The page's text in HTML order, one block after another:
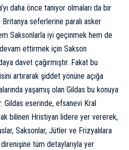
daha önce tanıyor olmaları da bir
Britanya seferlerine paralı asker
Saksonlarla iyi geçinmek hem de
devam ettirmek için Sakson
davet çağırmıştır. Fakat bu
artırarak şiddet yönüne açığa
yaşamış olan Gildas bu konuya
. Gildas eserinde, efsanevi Kral
bilinen Hristiyan lidere yer vererek,
Saksonlar, Jütler ve Frizyalılara
tüm detaylarıyla yer